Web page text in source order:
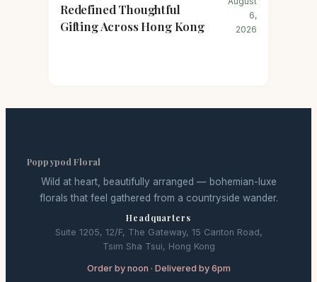
Redefined Thoughtful
Gifting Across Hong Kong
6,
2026
Poppypod Floral
Wild at heart, beautifully arranged — bohemian-luxe
florals that feel gathered from a countryside wander.
Headquarters
Suite 1205, 12/F, The Gateway, 15 Canton Road,
Tsim Sha Tsui, Hong Kong
Order by noon · Delivered by 6pm